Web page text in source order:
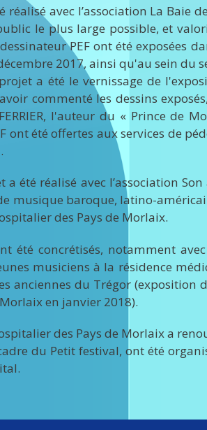
réalisé avec l’association La Baie
le plus large possible, et
PEF ont été exposées
2017, ainsi qu'au sein du
a été le vernissage de
commenté les dessins
l'auteur du « Prince de
ont été offertes aux services de
été réalisé avec l’association
musique baroque, latino-
des Pays de Morlaix.
été concrétisés, notamment
musiciens à la résidence
anciennes du Trégor (exposition
en janvier 2018).
des Pays de Morlaix a
du Petit festival, ont été